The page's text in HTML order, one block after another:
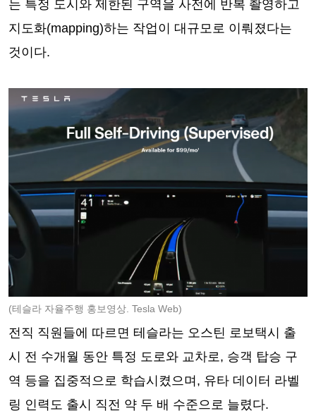
는 특정 도시와 제한된 구역을 사전에 반복 촬영하고
지도화(mapping)하는 작업이 대규모로 이뤄졌다는
것이다.
(테슬라 자율주행 홍보영상. Tesla Web)
전직 직원들에 따르면 테슬라는 오스틴 로보택시 출
시 전 수개월 동안 특정 도로와 교차로, 승객 탑승 구
역 등을 집중적으로 학습시켰으며, 유타 데이터 라벨
링 인력도 출시 직전 약 두 배 수준으로 늘렸다.